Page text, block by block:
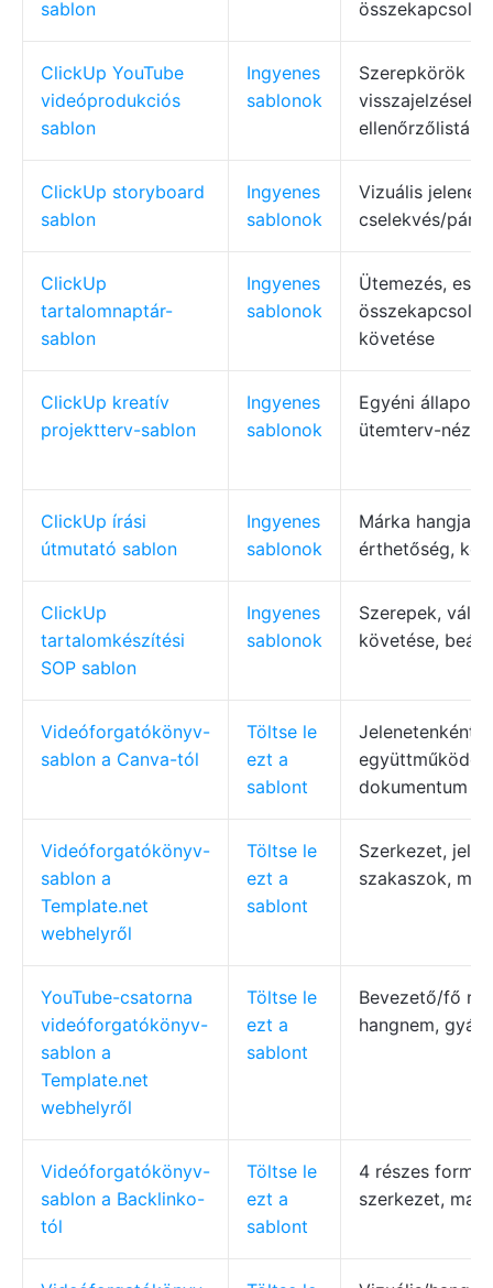
sablon
ClickUp YouTube
videóprodukciós
sablon
Ingyenes
sablonok
Szerepkörök
visszajelzések,
ellenőrzőlisták
ClickUp storyboard
sablon
Ingyenes
sablonok
Vizuális
cselekvés/
ClickUp
tartalomnaptár-
sablon
Ingyenes
sablonok
Ütemezés,
követése
ClickUp kreatív
projektterv-sablon
Ingyenes
sablonok
Egyéni
ütemterv-
ClickUp írási
útmutató sablon
Ingyenes
sablonok
Márka hangja,
érthetőség,
ClickUp
tartalomkészítési
SOP sablon
Ingyenes
sablonok
Szerepek,
követése,
Videóforgatókönyv-
sablon a Canva-tól
Töltse le
ezt a
sablont
Jelenetenkénti
dokumentum
Videóforgatókönyv-
sablon a
Template.net
webhelyről
Töltse le
ezt a
sablont
Szerkezet,
szakaszok,
YouTube-csatorna
videóforgatókönyv-
sablon a
Template.net
webhelyről
Töltse le
ezt a
sablont
Bevezető/fő
hangnem,
Videóforgatókönyv-
sablon a Backlinko-
tól
Töltse le
ezt a
sablont
4 részes
szerkezet,